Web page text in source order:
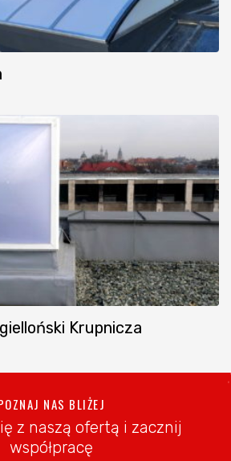
Krupnicza
NAS BLIŻEJ
z naszą ofertą i zacznij
współpracę